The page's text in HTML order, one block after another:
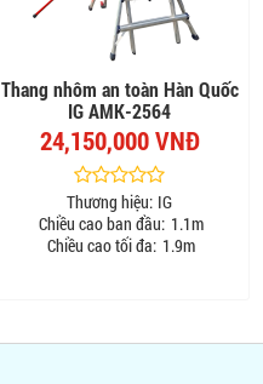
Thang nhôm an toàn Hàn Quốc
IG AMK-2564
24,150,000 VNĐ
Thương hiệu: IG
Chiều cao ban đầu: 1.1m
Chiều cao tối đa: 1.9m